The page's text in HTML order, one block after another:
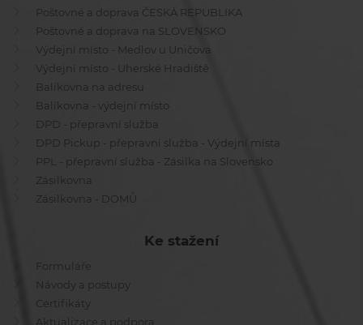
Poštovné a doprava ČESKÁ REPUBLIKA
Poštovné a doprava na SLOVENSKO
Výdejní místo - Medlov u Uničova
Výdejní místo - Uherské Hradiště
Balíkovna na adresu
Balíkovna - výdejní místo
DPD - přepravní služba
DPD Pickup - přepravní služba - Výdejní místa
PPL - přepravní služba - Zásilka na Slovensko
Zásilkovna
Zásilkovna - DOMŮ
Ke stažení
Formuláře
Návody a postupy
Certifikáty
Aktualizace a podpora